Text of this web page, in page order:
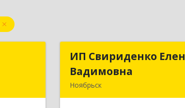
ИП Свириденко
Вадимовна
Ноябрьск
ИП Свириденко